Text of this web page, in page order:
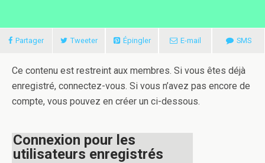
Partager Tweeter Épingler E-mail SMS
Ce contenu est restreint aux membres. Si vous êtes déjà
enregistré, connectez-vous. Si vous n’avez pas encore de
compte, vous pouvez en créer un ci-dessous.
Connexion pour les
utilisateurs enregistrés